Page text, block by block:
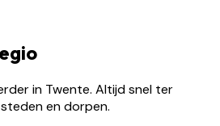
in Twente. Altijd snel ter
en dorpen.